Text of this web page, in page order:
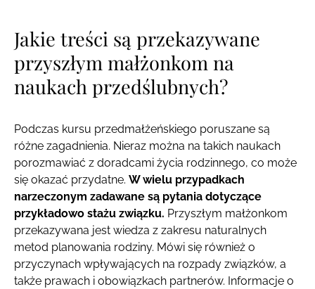
Jakie treści są przekazywane
przyszłym małżonkom na
naukach przedślubnych?
Podczas kursu przedmałżeńskiego poruszane są
różne zagadnienia. Nieraz można na takich naukach
porozmawiać z doradcami życia rodzinnego, co może
się okazać przydatne. W wielu przypadkach
narzeczonym zadawane są pytania dotyczące
przykładowo stażu związku. Przyszłym małżonkom
przekazywana jest wiedza z zakresu naturalnych
metod planowania rodziny. Mówi się również o
przyczynach wpływających na rozpady związków, a
także prawach i obowiązkach partnerów. Informacje o